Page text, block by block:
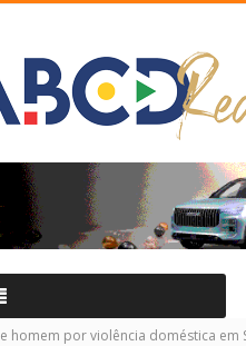
homem por violência doméstica em